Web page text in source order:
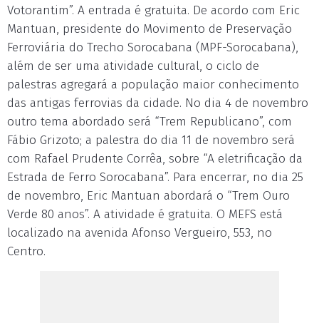
Votorantim”. A entrada é gratuita. De acordo com Eric
Mantuan, presidente do Movimento de Preservação
Ferroviária do Trecho Sorocabana (MPF-Sorocabana),
além de ser uma atividade cultural, o ciclo de
palestras agregará a população maior conhecimento
das antigas ferrovias da cidade. No dia 4 de novembro
outro tema abordado será “Trem Republicano”, com
Fábio Grizoto; a palestra do dia 11 de novembro será
com Rafael Prudente Corrêa, sobre “A eletrificação da
Estrada de Ferro Sorocabana”. Para encerrar, no dia 25
de novembro, Eric Mantuan abordará o “Trem Ouro
Verde 80 anos”. A atividade é gratuita. O MEFS está
localizado na avenida Afonso Vergueiro, 553, no
Centro.